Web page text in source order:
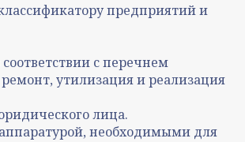
предприятий и
с перечнем
утилизация и реализация
лица.
необходимыми для